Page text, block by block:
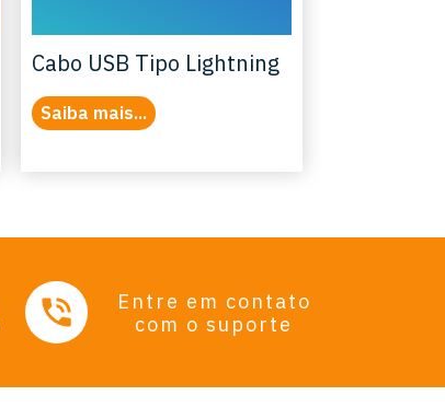
Cabo USB Tipo Lightning
Saiba mais...
Entre em contato
com o suporte